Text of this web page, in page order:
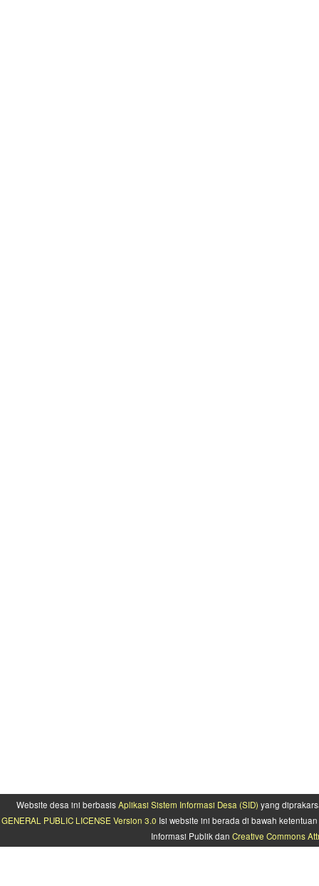
Website desa ini berbasisAplikasi Sistem Informasi Desa (SID) yang
GENERAL PUBLIC LICENSE Version 3.0 Isi website ini berada di bawah
Informasi Publik dan Creative Commons